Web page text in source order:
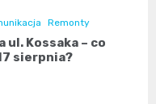
Remonty
ul. Kossaka – co
sierpnia?